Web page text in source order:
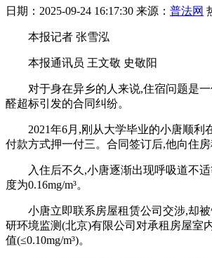
日期： 2025-09-24 16:17:30 来源： 普法网
本报记者 张雪泓
本报通讯员 王文敬 史敬阳
对于身在异乡的人来说,住宿问题是
醛超标引发的合同纠纷。
2021年6月,刚从大学毕业的小唐顺
付款方式押一付三。合同签订后,他向住
入住后不久,小唐逐渐出现呼吸道不
度为0.16mg/m³。
小唐立即联系房屋租赁公司交涉,却
研环境监测(北京)有限公司对承租房屋室
值(≤0.10mg/m³)。